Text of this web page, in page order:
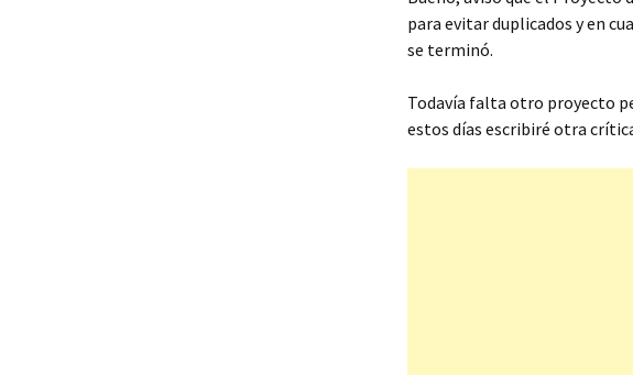
para evitar duplicados y en
se terminó.
Todavía falta otro proyecto
estos días escribiré otra